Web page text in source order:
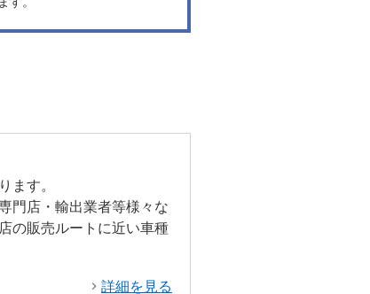
ます。
門店・輸出業者等様々な
の販売ルートに近い車種
詳細を見る